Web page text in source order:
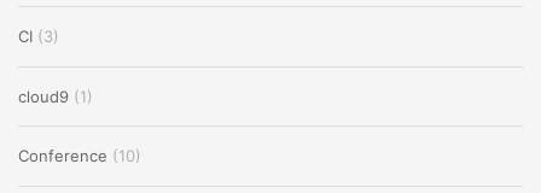
CI (3)
cloud9 (1)
Conference (10)